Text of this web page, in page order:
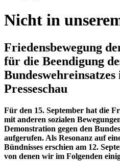
Nicht in
Friedensbewegung
für die Beendigung
Presseschau
Für den 15. September hat die
mit anderen sozialen
Demonstration gegen den
aufgerufen. Als Resonanz auf
Bündnisses erschien am 12.
von denen wir im Folgenden